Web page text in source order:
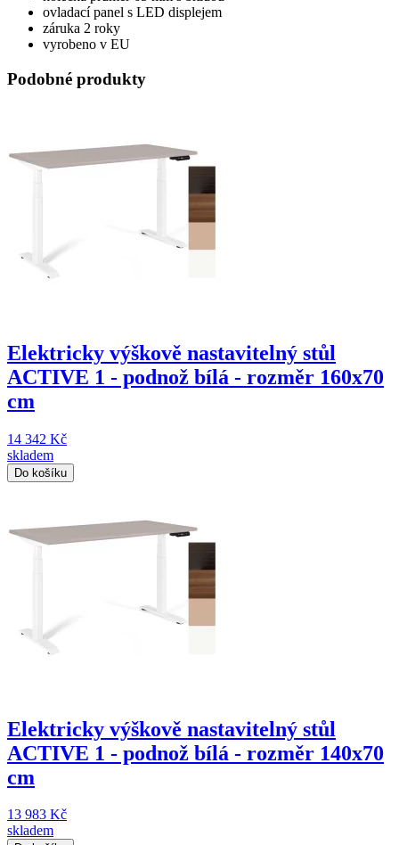
ovladací panel s LED displejem
záruka 2 roky
vyrobeno v EU
Podobné produkty
Elektricky výškově nastavitelný stůl
ACTIVE 1 - podnož bílá - rozměr 160x70
cm
14 342 Kč
skladem
Do košíku
Elektricky výškově nastavitelný stůl
ACTIVE 1 - podnož bílá - rozměr 140x70
cm
13 983 Kč
skladem